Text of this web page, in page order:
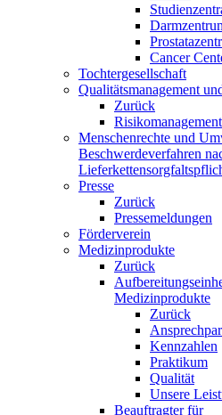
Cancer
Tochtergesellschaft
Qualitätsmanagement
Zurück
Risikomanagement
Menschenrechte und
Beschwerdeverfahren
Presse
Zurück
Pressemeldungen
Förderverein
Medizinprodukte
Zurück
Medizinprodukte
Zurück
Kennzahlen
Praktikum
Qualität
Unsere
Beauftragter für